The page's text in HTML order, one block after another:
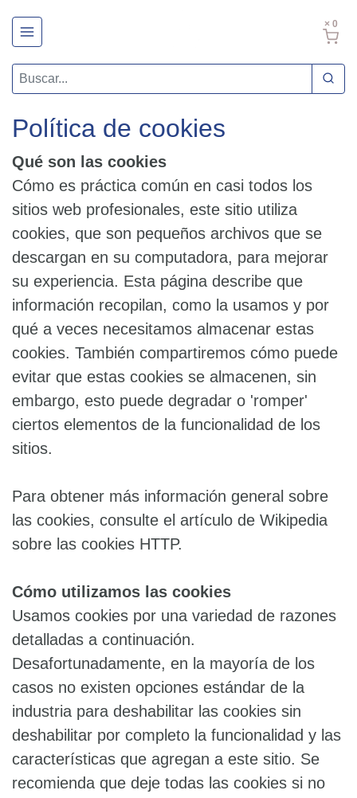
× 0
Política de cookies
Qué son las cookies
Cómo es práctica común en casi todos los
sitios web profesionales, este sitio utiliza
cookies, que son pequeños archivos que se
descargan en su computadora, para mejorar
su experiencia. Esta página describe que
información recopilan, como la usamos y por
qué a veces necesitamos almacenar estas
cookies. También compartiremos cómo puede
evitar que estas cookies se almacenen, sin
embargo, esto puede degradar o 'romper'
ciertos elementos de la funcionalidad de los
sitios.
Para obtener más información general sobre
las cookies, consulte el artículo de Wikipedia
sobre las cookies HTTP.
Cómo utilizamos las cookies
Usamos cookies por una variedad de razones
detalladas a continuación.
Desafortunadamente, en la mayoría de los
casos no existen opciones estándar de la
industria para deshabilitar las cookies sin
deshabilitar por completo la funcionalidad y las
características que agregan a este sitio. Se
recomienda que deje todas las cookies si no